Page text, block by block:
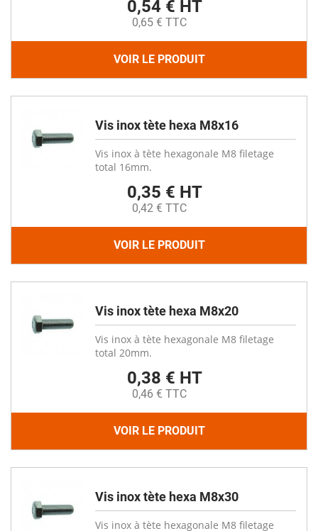
0,54 € HT
0,65 € TTC
VOIR LE PRODUIT
Vis inox tète hexa M8x16
Vis inox à tète hexagonale M8 filetage
total 16mm.
0,35 € HT
0,42 € TTC
VOIR LE PRODUIT
Vis inox tète hexa M8x20
Vis inox à tète hexagonale M8 filetage
total 20mm.
0,38 € HT
0,46 € TTC
VOIR LE PRODUIT
Vis inox tète hexa M8x30
Vis inox à tète hexagonale M8 filetage